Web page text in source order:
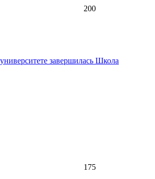
200
завершилась Школа
175